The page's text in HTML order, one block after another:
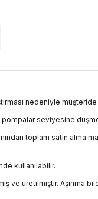
nedeniyle
pompalar seviyesine
toplam satın alma
kullanılabilir.
ve üretilmiştir.